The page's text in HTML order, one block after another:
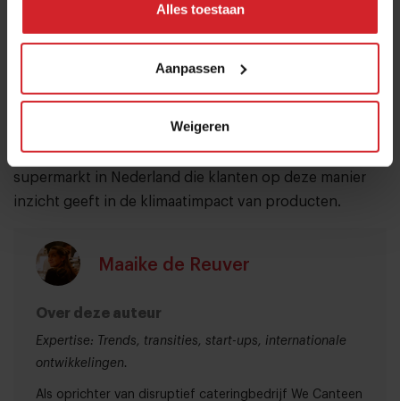
Alles toestaan
Aanpassen
Weigeren
‘Ekoscope’.De keuzehulp vertaalt twaalf gezonde,
sociale en duurzame producteigenschappen naar één
overkoepelende score. Ekoplaza is de eerste
supermarkt in Nederland die klanten op deze manier
inzicht geeft in de klimaatimpact van producten.
Maaike de Reuver
Over deze auteur
Expertise: Trends, transities, start-ups, internationale
ontwikkelingen.
Als oprichter van disruptief cateringbedrijf We Canteen